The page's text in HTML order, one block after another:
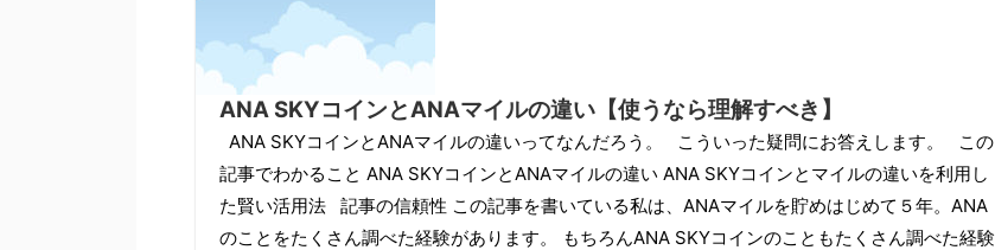
ANA SKYコインとANAマイルの違い【使うなら理解すべき】
ANA SKYコインとANAマイルの違いってなんだろう。 こういった疑問にお答えします。 この
記事でわかること ANA SKYコインとANAマイルの違い ANA SKYコインとマイルの違いを利用し
た賢い活用法 記事の信頼性 この記事を書いている私は、ANAマイルを貯めはじめて５年。ANA
のことをたくさん調べた経験があります。 もちろんANA SKYコインのこともたくさん調べた経験